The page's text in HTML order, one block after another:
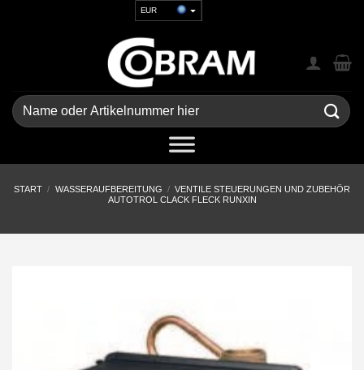
EUR
GBP
CHF
UAH
Suchen
nach:
START / WASSERAUFBEREITUNG / VENTILE STEUERUNGEN UND ZUBEHÖR
AUTOTROL CLACK FLECK RUNXIN